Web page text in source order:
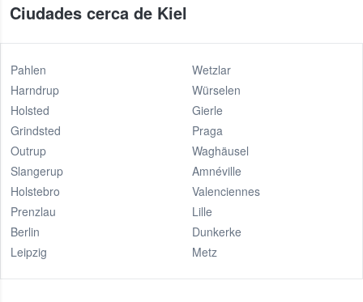
Ciudades cerca de Kiel
Pahlen
Harndrup
Holsted
Grindsted
Outrup
Slangerup
Holstebro
Prenzlau
Berlin
Leipzig
Wetzlar
Würselen
Gierle
Praga
Waghäusel
Amnéville
Valenciennes
Lille
Dunkerke
Metz